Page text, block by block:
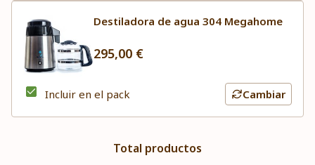
Destiladora de agua 304 Megahome
295,00 €
Incluir en el pack Cambiar
Total productos